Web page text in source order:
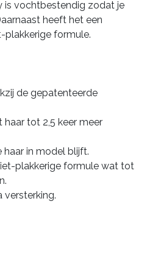
is vochtbestendig zodat je
heeft het een
plakkerige formule.
de gepatenteerde
tot 2,5 keer meer
in model blijft.
plakkerige formule wat tot
versterking.